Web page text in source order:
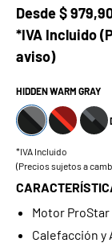
Desde$
*IVA Incluido
aviso)
HIDDEN WARM GRAY
*IVA Incluido
(Precios sujetos a
Motor ProStar
Calefacción y